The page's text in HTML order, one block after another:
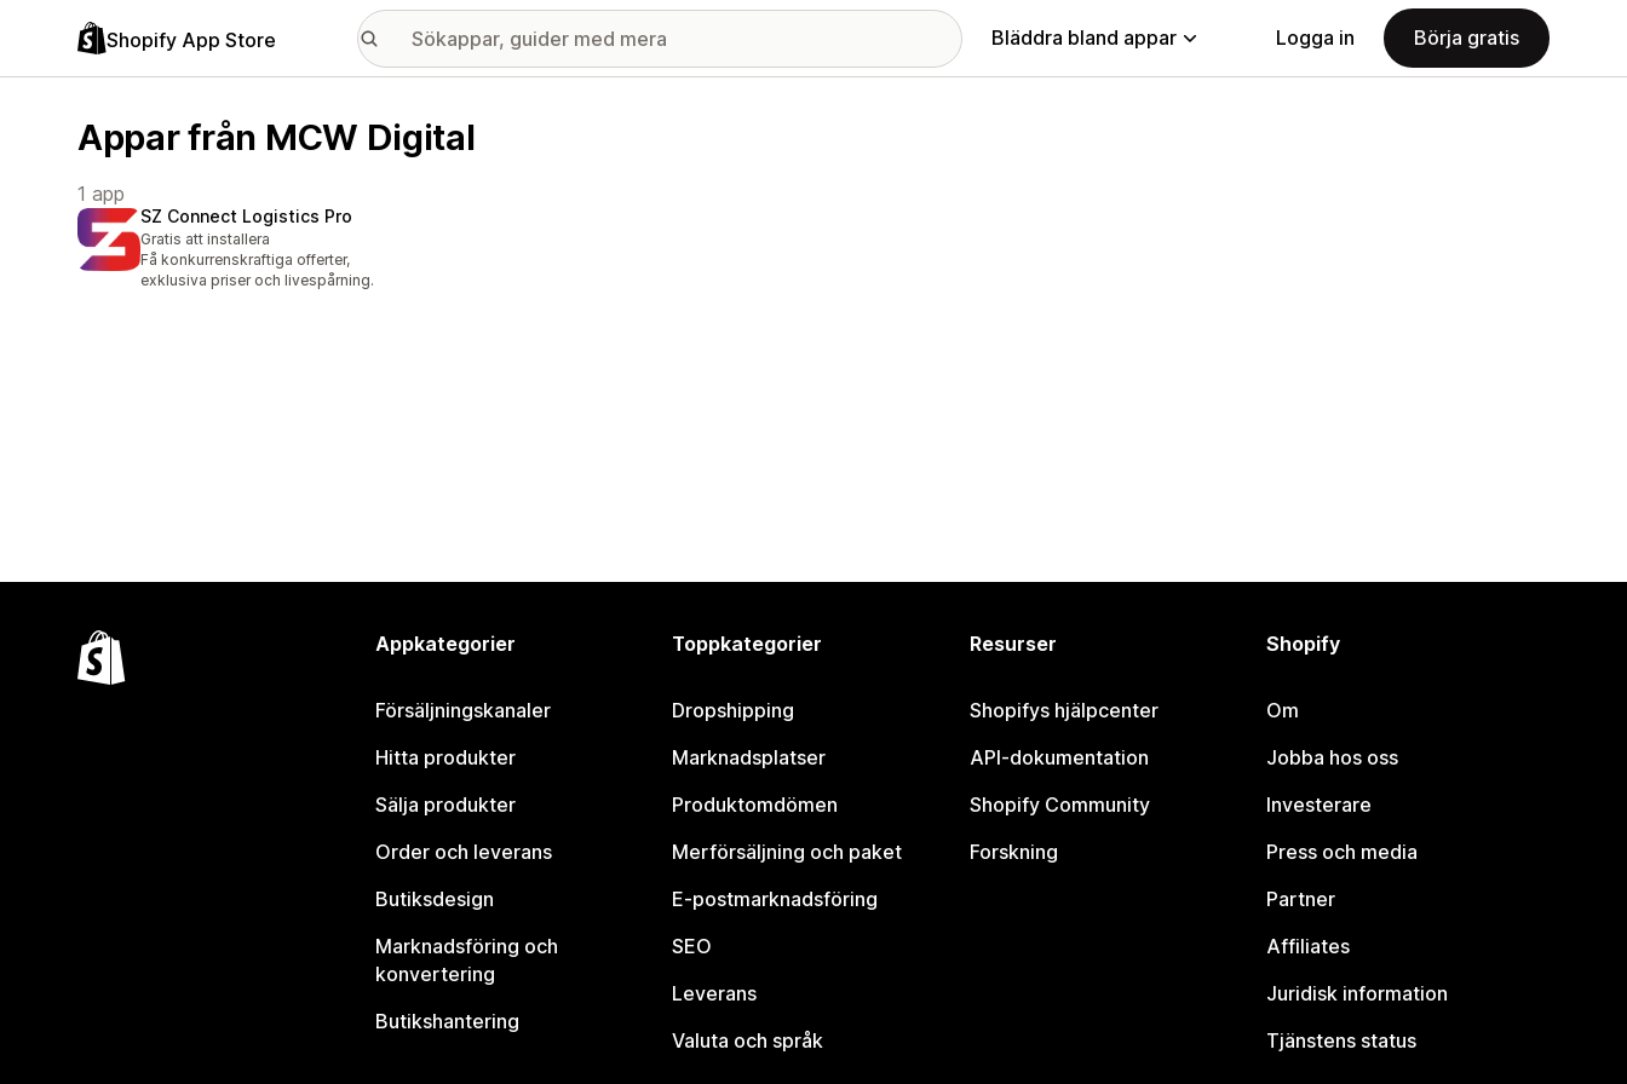
Shopify App Store Bläddra bland appar Logga in Börja gratis
Appar från MCW Digital
1 app
SZ Connect Logistics Pro
Gratis att installera
Få konkurrenskraftiga offerter,
exklusiva priser och livespårning.
Appkategorier
Försäljningskanaler
Hitta produkter
Sälja produkter
Order och leverans
Butiksdesign
Marknadsföring och
konvertering
Butikshantering
Toppkategorier
Dropshipping
Marknadsplatser
Produktomdömen
Merförsäljning och paket
E-postmarknadsföring
SEO
Leverans
Valuta och språk
Resurser
Shopifys hjälpcenter
API-dokumentation
Shopify Community
Forskning
Shopify
Om
Jobba hos oss
Investerare
Press och media
Partner
Affiliates
Juridisk information
Tjänstens status